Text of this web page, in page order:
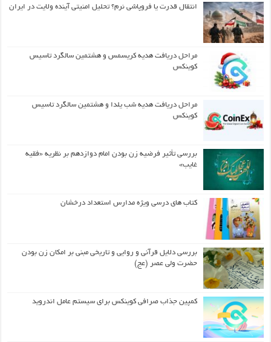
انتقال قدرت یا فروپاشی نرم؟ تحلیل امنیتی آینده ولایت در ایران
مراحل دریافت هدیه کریسمس و هشتمین سالگرد تاسیس
کوینکس
مراحل دریافت هدیه شب یلدا و هشتمین سالگرد تاسیس
کوینکس
بررسی تأثیر فرضیه زن بودن امام دوازدهم بر نظریه «فقیه
غایب»
کتاب های درسی ویژه مدارس استعداد درخشان
بررسی دلایل قرآنی و روایی و تاریخی مبنی بر امکان زن بودن
حضرت ولی عصر (عج)
کمپین جذاب صرافی کوینکس برای سیستم عامل اندروید